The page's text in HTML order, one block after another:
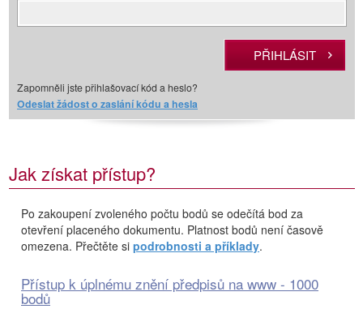
Zapomněli jste přihlašovací kód a heslo?
Odeslat žádost o zaslání kódu a hesla
Jak získat přístup?
Po zakoupení zvoleného počtu bodů se odečítá bod za
otevření placeného dokumentu. Platnost bodů není časově
omezena. Přečtěte si podrobnosti a příklady.
Přístup k úplnému znění předpisů na www - 1000
bodů